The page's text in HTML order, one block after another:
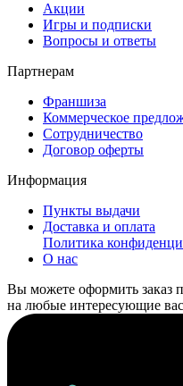
Акции
Игры и подписки
Вопросы и ответы
Партнерам
Франшиза
Коммерческое
Сотрудничество
Договор оферты
Информация
Пункты выдачи
Доставка и оплата
Политика
О нас
Вы можете оформить заказ
на любые интересующие